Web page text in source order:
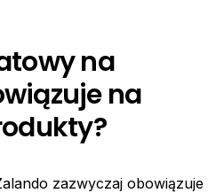
na
na
zazwyczaj obowiązuje